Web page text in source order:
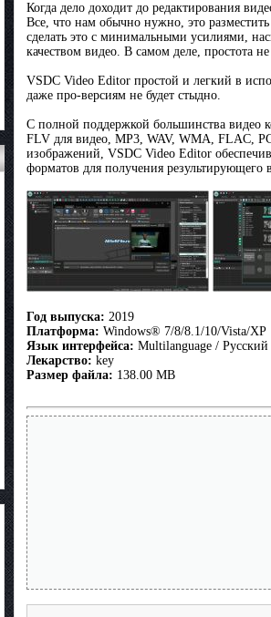
Когда дело доходит до редактирования
Все, что нам обычно нужно, это
сделать это с минимальными усилиями,
качеством видео. В самом деле, простота
VSDC Video Editor простой и легкий в
даже про-версиям не будет стыдно.
С полной поддержкой большинства видео
FLV для видео, MP3, WAV, WMA, FLAC,
изображений, VSDC Video Editor
форматов для получения результирующего
Год выпуска: 2019
Платформа: Windows® 7/8/8.1/10/Vista/XP
Язык интерфейса: Multilanguage /
Лекарство: key
Размер файла: 138.00 MB